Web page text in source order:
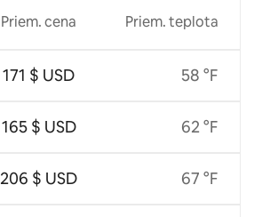
Priem. cena
171 $ USD
165 $ USD
206 $ USD
Priem. teplota
58 °F
62 °F
67 °F